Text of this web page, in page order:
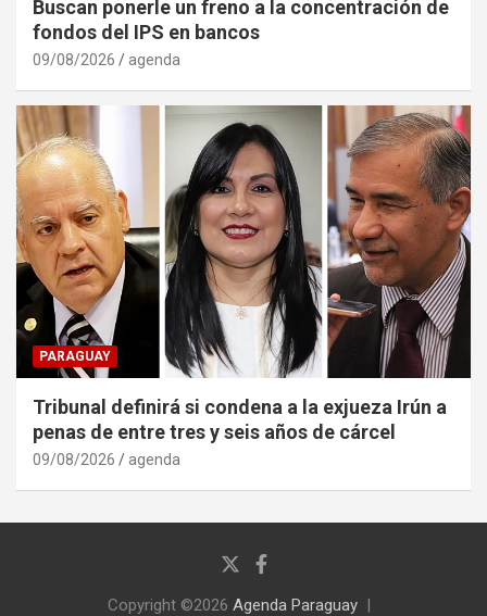
Buscan ponerle un freno a la concentración de
fondos del IPS en bancos
09/08/2026 agenda
PARAGUAY
Tribunal definirá si condena a la exjueza Irún a
penas de entre tres y seis años de cárcel
09/08/2026 agenda
Copyright ©2026 Agenda Paraguay